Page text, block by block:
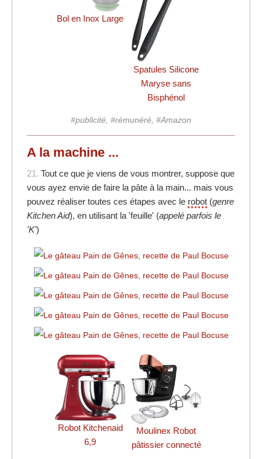
Bol en Inox Large
Spatules Silicone
Maryse sans
Bisphénol
#publicité, #rémunéré, #Amazon
A la machine ...
21. Tout ce que je viens de vous montrer, suppose que
vous ayez envie de faire la pâte à la main... mais vous
pouvez réaliser toutes ces étapes avec le robot (genre
Kitchen Aid), en utilisant la 'feuille' (appelé parfois le
'K')
Robot Kitchenaid
6,9
Moulinex Robot
pâtissier connecté